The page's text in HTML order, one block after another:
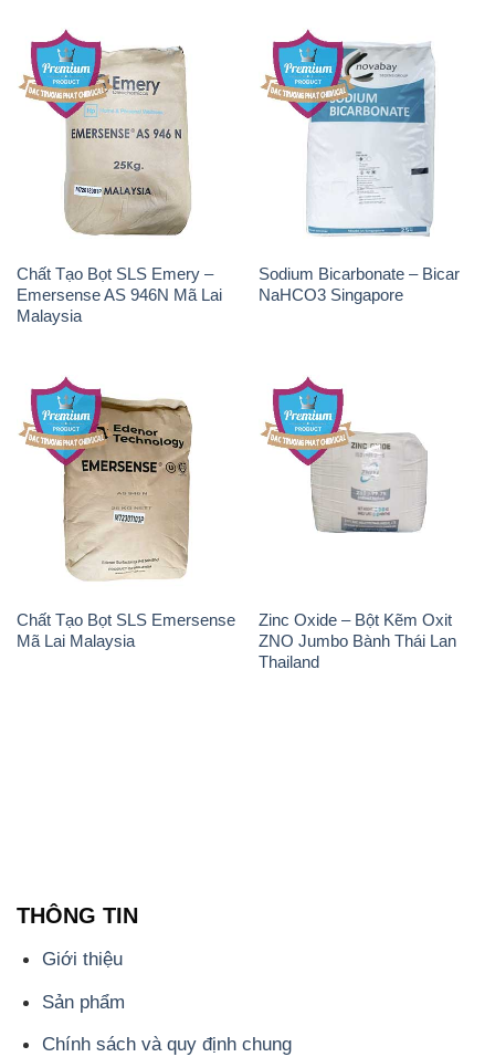
Chất Tạo Bọt SLS Emery –
Emersense AS 946N Mã Lai
Malaysia
Sodium Bicarbonate – Bicar
NaHCO3 Singapore
Chất Tạo Bọt SLS Emersense
Mã Lai Malaysia
Zinc Oxide – Bột Kẽm Oxit
ZNO Jumbo Bành Thái Lan
Thailand
THÔNG TIN
Giới thiệu
Sản phẩm
Chính sách và quy định chung